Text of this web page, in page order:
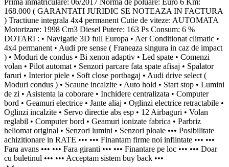
168.000 ( GARANTATI JURIDIC SE NOTEAZA IN FACTURA
) Tractiune integrala 4x4 permanent Cutie de viteze: AUTOMATA
Motorizare: 1998 Cm3 Diesel Putere: 163 Ps Consum: 6 %
DOTARI : • Navigatie 3D full Europa • Aer Conditionat climatic •
4x4 permanent • Audi pre sense ( Franeaza singura in caz de impact
) • Moduri de condus • Bi xenon adaptiv • Led spate • Comenzi
volan • Pilot automat • Senzori parcare fata spate afisaj • Spalator
faruri • Interior piele • Soft close portbagaj • Audi drive select (
Moduri condus ) • Scaune incalzite • Auto hold • Start stop • Lumini
de zi • Asistenta la coborare • Inchidere centralizata • Computer
bord • Geamuri electrice • Jante aliaj • Oglinzi electrice retractabile •
Oglinzi incalzite • Servo directie abs esp • 12 Airbaguri • Volan
reglabil • Computer bord • Geamuri ionizate fabrica • Parbriz
heliomat original • Senzori lumini • Senzori ploaie ••• Posibilitate
achizitionare in RATE ••• ••• Finantam firme noi infiintate ••• •••
Fara avans ••• ••• Fara giranti ••• ••• Finantare pe loc ••• ••• Doar
cu buletinul ••• ••• Acceptam sistem buy back •••